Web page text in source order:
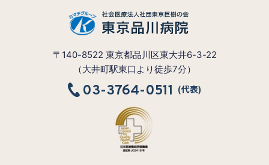
〒140-8522 東京都品川区東大井6-3-22
（大井町駅東口より徒歩7分）
03-3764-0511 (代表)